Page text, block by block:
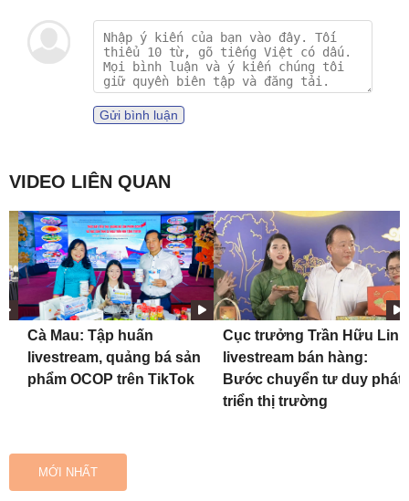
Gửi bình luận
VIDEO LIÊN QUAN
Cà Mau: Tập huấn
livestream, quảng bá sản
phẩm OCOP trên TikTok
Cục trưởng Trần Hữu Linh
livestream bán hàng:
Bước chuyển tư duy phát
triển thị trường
MỚI NHẤT